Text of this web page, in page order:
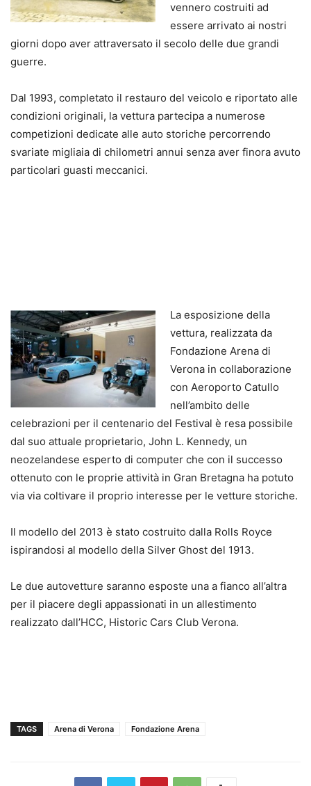
vennero costruiti ad
essere arrivato ai nostri
giorni dopo aver attraversato il secolo delle due grandi
guerre.
Dal 1993, completato il restauro del veicolo e riportato alle
condizioni originali, la vettura partecipa a numerose
competizioni dedicate alle auto storiche percorrendo
svariate migliaia di chilometri annui senza aver finora avuto
particolari guasti meccanici.
La esposizione della
vettura, realizzata da
Fondazione Arena di
Verona in collaborazione
con Aeroporto Catullo
nell’ambito delle
celebrazioni per il centenario del Festival è resa possibile
dal suo attuale proprietario, John L. Kennedy, un
neozelandese esperto di computer che con il successo
ottenuto con le proprie attività in Gran Bretagna ha potuto
via via coltivare il proprio interesse per le vetture storiche.
Il modello del 2013 è stato costruito dalla Rolls Royce
ispirandosi al modello della Silver Ghost del 1913.
Le due autovetture saranno esposte una a fianco all’altra
per il piacere degli appassionati in un allestimento
realizzato dall’HCC, Historic Cars Club Verona.
TAGS Arena di Verona Fondazione Arena